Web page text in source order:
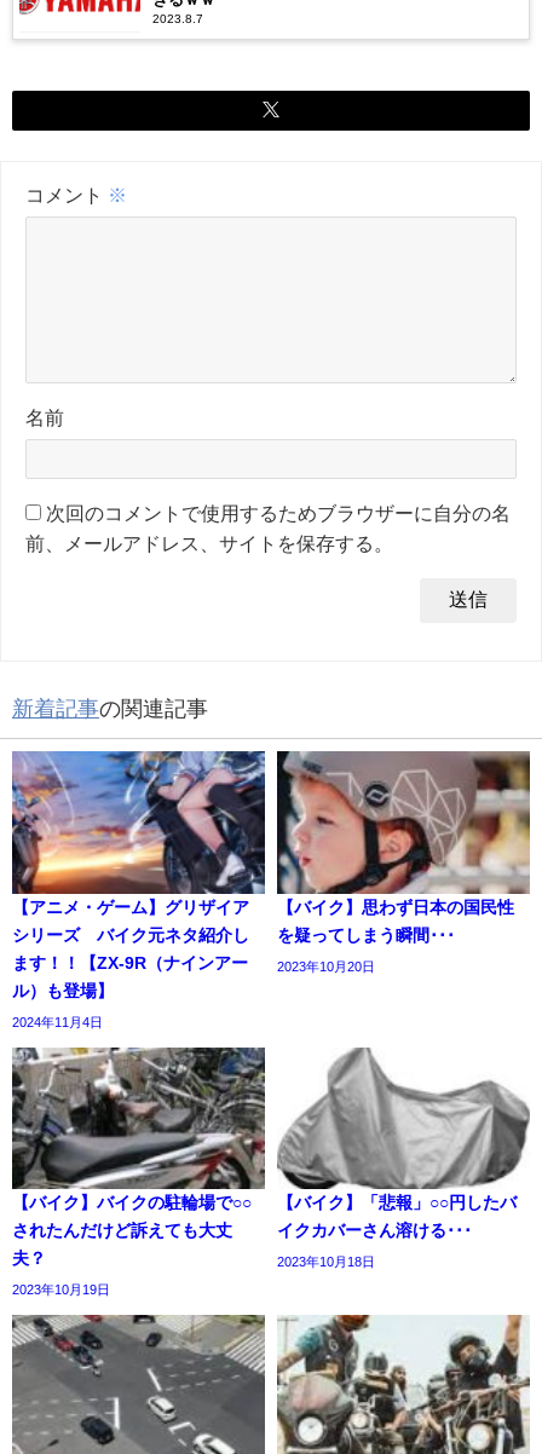
2023.8.7
コメント ※
名前
次回のコメントで使用するためブラウザーに自分の名
前、メールアドレス、サイトを保存する。
新着記事の関連記事
【アニメ・ゲーム】グリザイア
シリーズ バイク元ネタ紹介し
ます！！【ZX-9R（ナインアー
ル）も登場】
2024年11月4日
【バイク】思わず日本の国民性
を疑ってしまう瞬間･･･
2023年10月20日
【バイク】バイクの駐輪場で○○
されたんだけど訴えても大丈
夫？
2023年10月19日
【バイク】「悲報」○○円したバ
イクカバーさん溶ける･･･
2023年10月18日